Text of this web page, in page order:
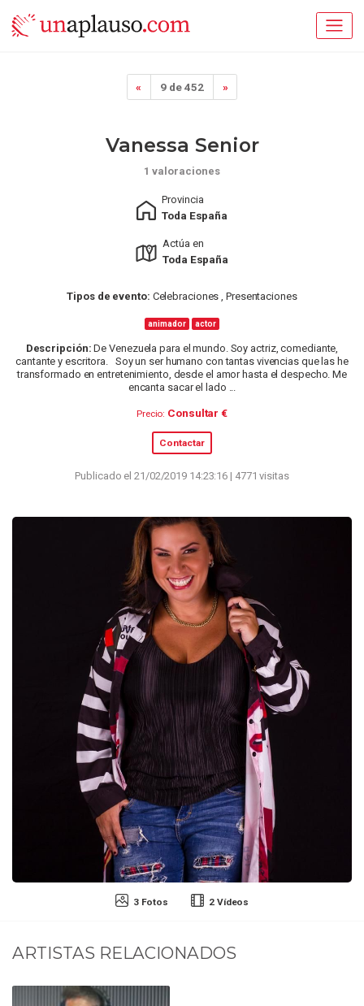
« 9 de 452 »
3 Fotos 2 Vídeos
Vanessa Senior
1 valoraciones
Provincia
Toda España
Actúa en
Toda España
Tipos de evento: Celebraciones , Presentaciones
animador actor
Descripción: De Venezuela para el mundo. Soy actriz, comediante,
cantante y escritora. Soy un ser humano con tantas vivencias que las he
transformado en entretenimiento, desde el amor hasta el despecho. Me
encanta sacar el lado ...
Precio: Consultar €
Contactar
Publicado el 21/02/2019 14:23:16 | 4771 visitas
ARTISTAS RELACIONADOS